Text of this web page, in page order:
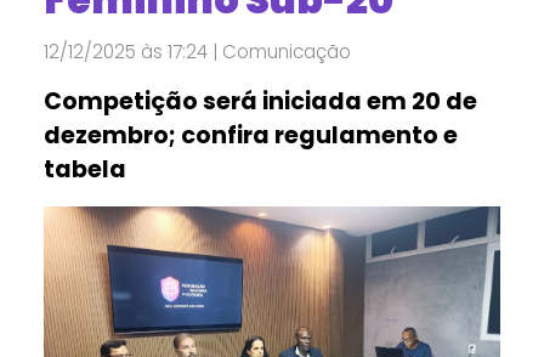
12/12/2025 às 17:24 | Comunicação
Competição será iniciada em 20 de
dezembro; confira regulamento e
tabela